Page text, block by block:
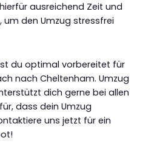
ausreichend Zeit und
um den Umzug stressfrei
du optimal vorbereitet für
nach Cheltenham. Umzug
dich gerne bei allen
dass dein Umzug
uns jetzt für ein